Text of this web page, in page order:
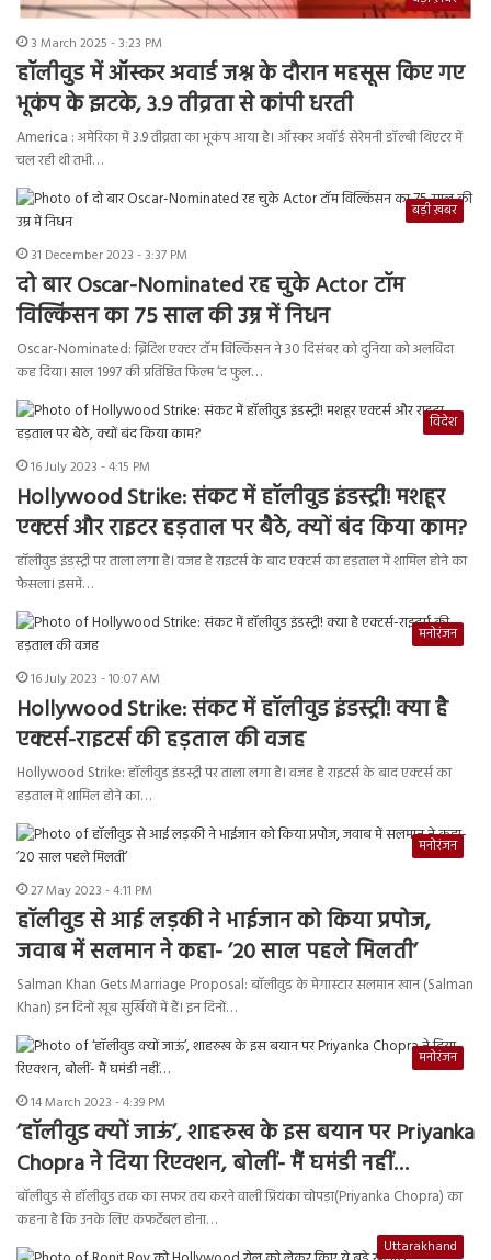
3 March 2025 - 3:23 PM
हॉलीवुड में ऑस्कर अवार्ड जश्न के दौरान महसूस किए गए
भूकंप के झटके, 3.9 तीव्रता से कांपी धरती
America : अमेरिका में 3.9 तीव्रता का भूकंप आया है। ऑस्कर अवॉर्ड सेरेमनी डॉल्बी थिएटर में
चल रही थी तभी…
बड़ी ख़बर
31 December 2023 - 3:37 PM
दो बार Oscar-Nominated रह चुके Actor टॉम
विल्किंसन का 75 साल की उम्र में निधन
Oscar-Nominated: ब्रिटिश एक्टर टॉम विल्किंसन ने 30 दिसंबर को दुनिया को अलविदा
कह दिया। साल 1997 की प्रतिष्ठित फिल्म ‘द फुल…
विदेश
16 July 2023 - 4:15 PM
Hollywood Strike: संकट में हॉलीवुड इंडस्ट्री! मशहूर
एक्टर्स और राइटर हड़ताल पर बैठे, क्यों बंद किया काम?
हॉलीवुड इंडस्ट्री पर ताला लगा है। वजह है राइटर्स के बाद एक्टर्स का हड़ताल में शामिल होने का
फैसला। इसमें…
मनोरंजन
16 July 2023 - 10:07 AM
Hollywood Strike: संकट में हॉलीवुड इंडस्ट्री! क्या है
एक्टर्स-राइटर्स की हड़ताल की वजह
Hollywood Strike: हॉलीवुड इंडस्ट्री पर ताला लगा है। वजह है राइटर्स के बाद एक्टर्स का
हड़ताल में शामिल होने का…
मनोरंजन
27 May 2023 - 4:11 PM
हॉलीवुड से आई लड़की ने भाईजान को किया प्रपोज,
जवाब में सलमान ने कहा- ’20 साल पहले मिलती’
Salman Khan Gets Marriage Proposal: बॉलीवुड के मेगास्टार सलमान खान (Salman
Khan) इन दिनों खूब सुर्खियों में हैं। इन दिनों…
मनोरंजन
14 March 2023 - 4:39 PM
‘हॉलीवुड क्यों जाऊं’, शाहरुख के इस बयान पर Priyanka
Chopra ने दिया रिएक्शन, बोलीं- मैं घमंडी नहीं…
बॉलीवुड से हॉलीवुड तक का सफर तय करने वाली प्रियंका चोपड़ा(Priyanka Chopra) का
कहना है कि उनके लिए कंफर्टेबल होना…
Uttarakhand